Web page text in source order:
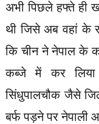
अभी पिछले हफ्ते ही
थी जिसे अब वहां के
कि चीन ने नेपाल के
कब्जे में कर लिया
सिंधुपालचौक जैसे
बर्फ पड़ने पर नेपाली